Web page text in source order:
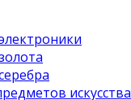
искусства